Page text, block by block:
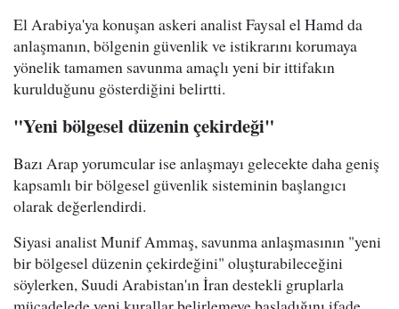
El Arabiya'ya konuşan askeri analist Faysal el Hamd da
anlaşmanın, bölgenin güvenlik ve istikrarını korumaya
yönelik tamamen savunma amaçlı yeni bir ittifakın
kurulduğunu gösterdiğini belirtti.
"Yeni bölgesel düzenin çekirdeği"
Bazı Arap yorumcular ise anlaşmayı gelecekte daha geniş
kapsamlı bir bölgesel güvenlik sisteminin başlangıcı
olarak değerlendirdi.
Siyasi analist Munif Ammaş, savunma anlaşmasının "yeni
bir bölgesel düzenin çekirdeğini" oluşturabileceğini
söylerken, Suudi Arabistan'ın İran destekli gruplarla